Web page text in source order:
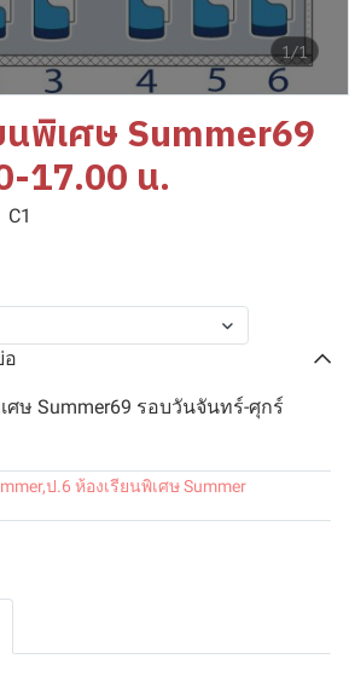
1/1
นพิเศษ Summer69
17.00 น.
C1
อ
ศษ Summer69 รอบวันจันทร์-ศุกร์
,ป.6 ห้องเรียนพิเศษ Summer